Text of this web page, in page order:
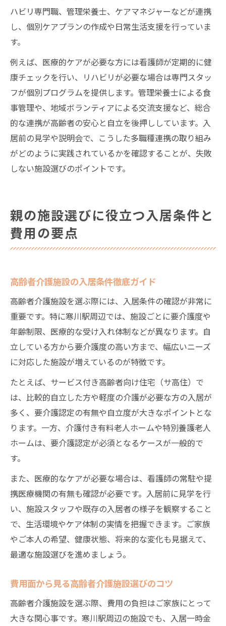
ハビリ専門職、管理栄養士、ケアマネジャーなどが連携
し、個別ケアプランの作成や日常生活支援を行っていま
す。
例えば、医療的ケアが必要な方には看護師が定期的に健
康チェックを行い、リハビリが必要な場合は専門スタッ
フが個別プログラムを提供します。管理栄養士による食
事管理や、地域ボランティアによる交流支援など、総合
的な連携が高齢者の安心と自立を後押ししています。入
居前の見学や説明会で、こうした多職種連携の取り組み
がどのように実践されているかを確認することが、失敗
しない施設選びのポイントです。
親の施設選びに役立つ入居条件と
費用の要点
高齢者介護施設の入居条件徹底ガイド
高齢者介護施設を選ぶ際には、入居条件の確認が非常に
重要です。特に寒川駅周辺では、施設ごとに要介護度や
年齢制限、医療的な受け入れ体制などが異なります。自
立している方から要介護度の高い方まで、幅広いニーズ
に対応した施設が増えているのが特徴です。
たとえば、サービス付き高齢者向け住宅（サ高住）で
は、比較的自立した方や軽度の介護が必要な方の入居が
多く、要介護認定の有無や自立度が大きなポイントとな
ります。一方、介護付き有料老人ホームや特別養護老人
ホームは、要介護認定が必須となるケースが一般的で
す。
また、医療的なケアが必要な場合は、看護師の常駐や提
携医療機関の有無も確認が必要です。入居前に見学を行
い、施設スタッフや既存の入居者の様子を観察すること
で、生活環境やケア体制の実情を把握できます。ご家族
やご本人の希望、健康状態、将来的な変化も見据えて、
最適な施設選びを進めましょう。
費用面から見る高齢者介護施設選びのコツ
高齢者介護施設を選ぶ際、費用の負担はご家族にとって
大きな関心事です。寒川駅周辺の施設でも、入居一時金